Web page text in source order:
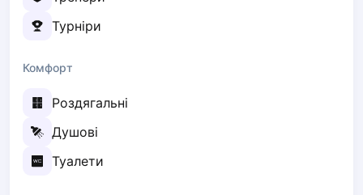
Chojnice
Dabrowa Gornicza
Gdansk
Grudziądz
Турніри
Комфорт
Роздягальні
Душові
Туалети